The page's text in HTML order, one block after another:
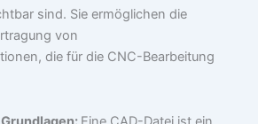
sind. Sie ermöglichen die
von
die für die CNC-Bearbeitung